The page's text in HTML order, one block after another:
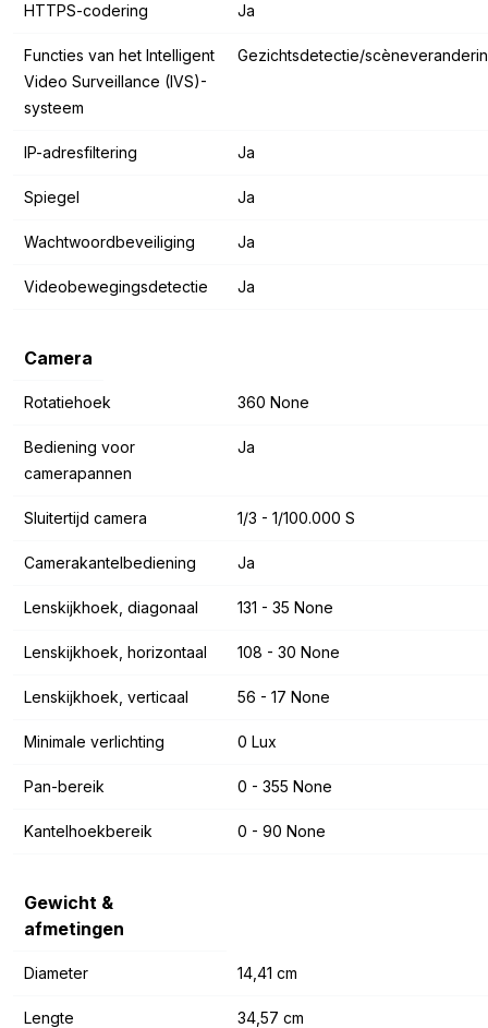
HTTPS-codering Ja
Functies van het Intelligent
Video Surveillance (IVS)-
systeem
Gezichtsdetectie/
IP-adresfiltering Ja
Spiegel Ja
Wachtwoordbeveiliging Ja
Videobewegingsdetectie Ja
Camera
Rotatiehoek 360 None
Bediening voor
camerapannen
Ja
Sluitertijd camera 1/3 - 1/100.000 S
Camerakantelbediening Ja
Lenskijkhoek, diagonaal 131 - 35 None
Lenskijkhoek, horizontaal 108 - 30 None
Lenskijkhoek, verticaal 56 - 17 None
Minimale verlichting 0 Lux
Pan-bereik 0 - 355 None
Kantelhoekbereik 0 - 90 None
Gewicht &
afmetingen
Diameter 14,41 cm
Lengte 34,57 cm